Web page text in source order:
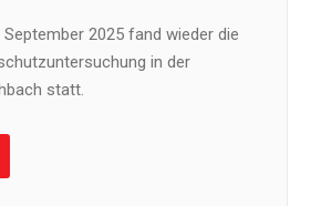
September 2025 fand wieder die
in der
statt.